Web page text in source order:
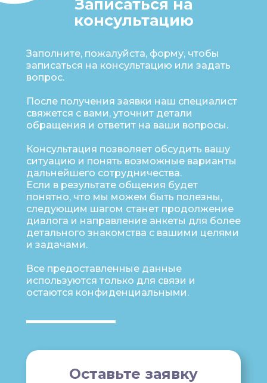
Записаться на
консультацию
Оставьте заявку
Заполните, пожалуйста, форму, чтобы
записаться на консультацию или задать
вопрос.
После получения заявки наш специалист
свяжется с вами, уточнит детали
обращения и ответит на ваши вопросы.
Консультация позволяет обсудить вашу
ситуацию и понять возможные варианты
дальнейшего сотрудничества.
Если в результате общения будет
понятно, что мы можем быть полезны,
следующим шагом станет продолжение
диалога и направление анкеты для более
детального знакомства с вашими целями
и задачами.
Все предоставленные данные
используются только для связи и
остаются конфиденциальными.